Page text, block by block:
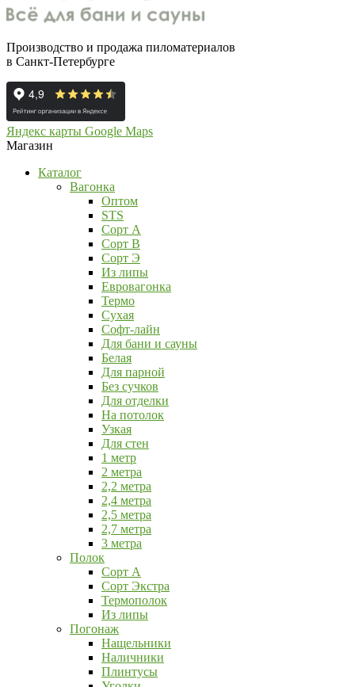
Производство и продажа пиломатериалов
в Санкт-Петербурге
Яндекс карты Google Maps
Магазин
Каталог
Вагонка
Оптом
STS
Сорт А
Сорт В
Сорт Э
Из липы
Евровагонка
Термо
Сухая
Софт-лайн
Для бани и сауны
Белая
Для парной
Без сучков
Для отделки
На потолок
Узкая
Для стен
1 метр
2 метра
2,2 метра
2,4 метра
2,5 метра
2,7 метра
3 метра
Полок
Сорт А
Сорт Экстра
Термополок
Из липы
Погонаж
Нащельники
Наличники
Плинтусы